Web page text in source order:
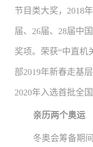
节目类大奖，2018
届、26届、28届中
奖项。荣获“中直机
部2019年新春走基
2020年入选首批全
亲历两个奥运
冬奥会筹备期